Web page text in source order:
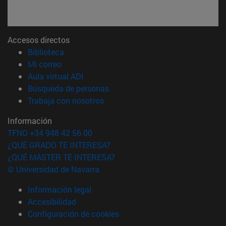
Accesos directos
Biblioteca
Mi correo(abre en nueva ventana)
Aula virtual ADI
Búsqueda de personas(abre en nueva ventana)
Trabaja con nosotros(abre en nueva ventana)
Información
TFNO +34 948 42 56 00
¿QUÉ GRADO TE INTERESA?
¿QUÉ MÁSTER TE INTERESA?
© Universidad de Navarra
Información legal
Accesibilidad
Configuración de cookies